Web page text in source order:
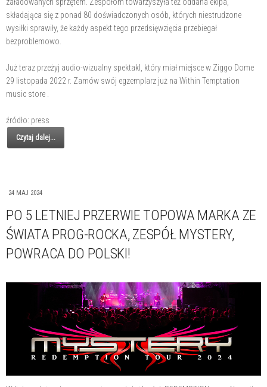
załadowanych sprzętem. Zespołom towarzyszyła też oddana ekipa,
składająca się z ponad 80 doświadczonych osób, których niestrudzone
wysiłki sprawiły, że każdy aspekt tego przedsięwzięcia przebiegał
bezproblemowo.
Już teraz przeżyj audio-wizualny spektakl, który miał miejsce w Ziggo Dome
29 listopada 2022 r. Zamów swój egzemplarz już na Within Temptation
music store .
źródło: press
Czytaj dalej...
24 MAJ 2024
PO 5 LETNIEJ PRZERWIE TOPOWA MARKA ZE
ŚWIATA PROG-ROCKA, ZESPÓŁ MYSTERY,
POWRACA DO POLSKI!